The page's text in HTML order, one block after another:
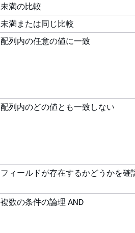
未満の比較
未満または同じ比較
配列内の任意の値に一致
配列内のどの値とも一致しない
フィールドが存在するかどうかを確
複数の条件の論理 AND